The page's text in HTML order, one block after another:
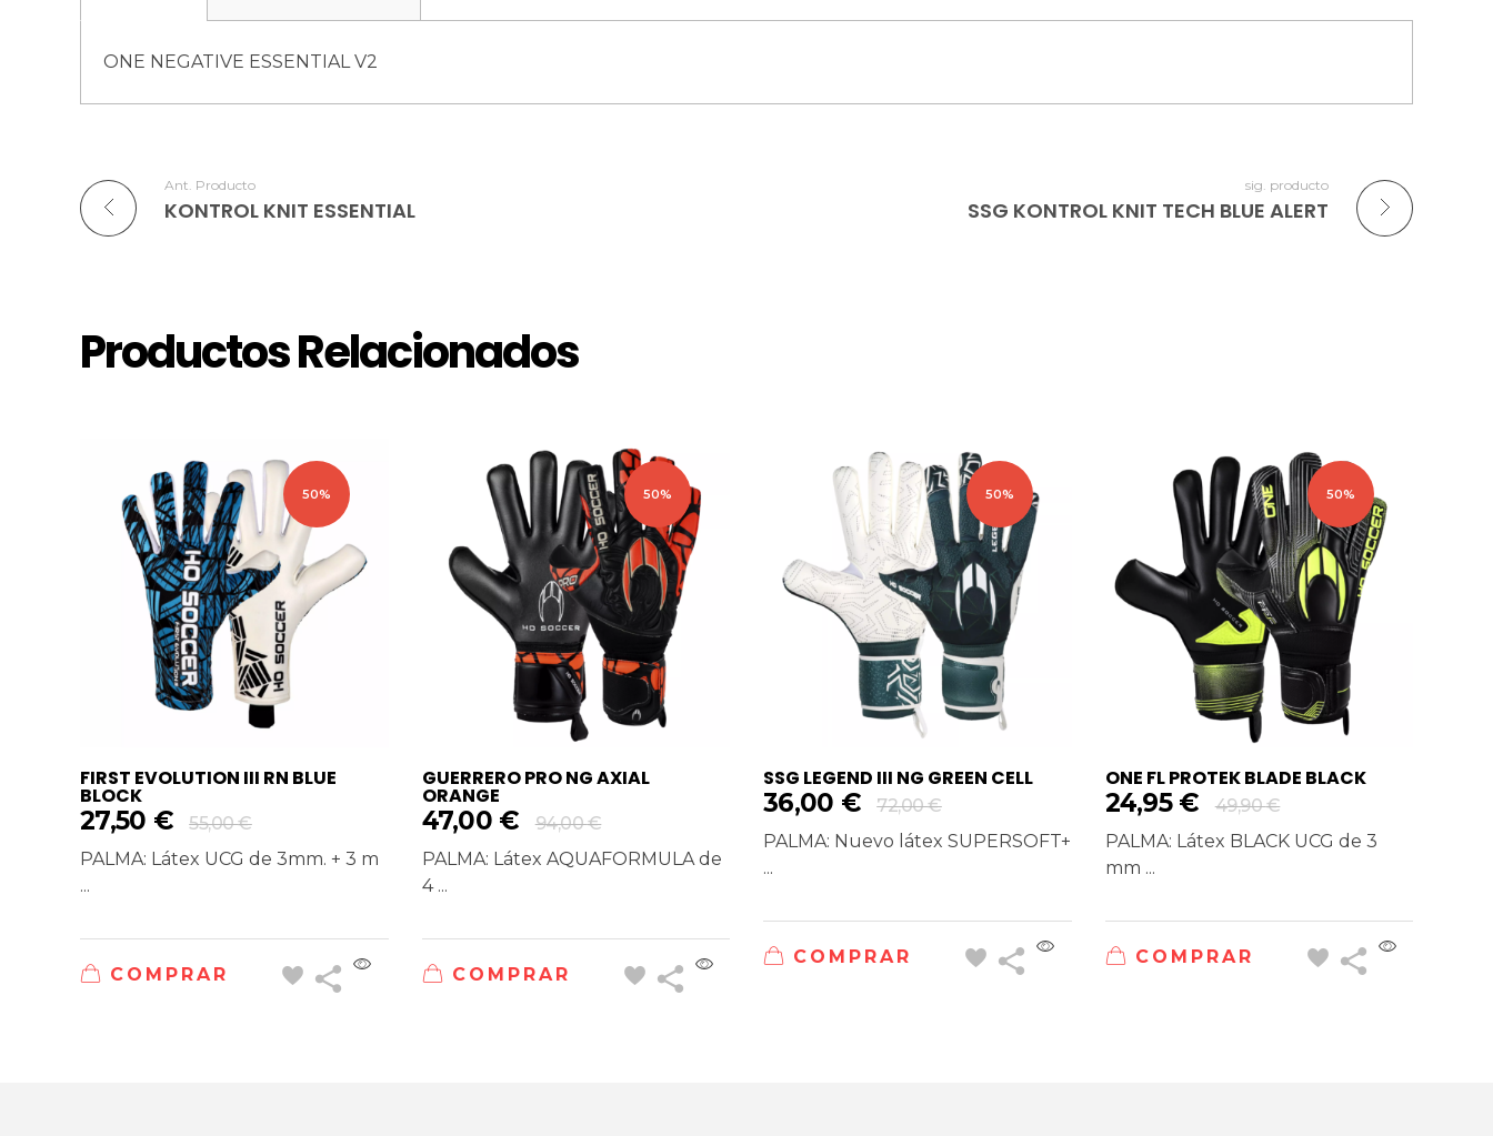
ONE NEGATIVE ESSENTIAL V2
Ant. Producto
KONTROL KNIT ESSENTIAL
sig. producto
SSG KONTROL KNIT TECH BLUE ALERT
Productos Relacionados
50%
FIRST EVOLUTION III RN BLUE
BLOCK
27,50 € 55,00€
PALMA: Látex UCG de 3mm. + 3 m
...
COMPRAR
50%
GUERRERO PRO NG AXIAL
ORANGE
47,00 € 94,00€
PALMA: Látex AQUAFORMULA de
4 ...
COMPRAR
50%
SSG LEGEND III NG GREEN CELL
36,00 € 72,00€
PALMA: Nuevo látex SUPERSOFT+
...
COMPRAR
50%
ONE FL PROTEK BLADE BLACK
24,95 € 49,90€
PALMA: Látex BLACK UCG de 3
mm ...
COMPRAR